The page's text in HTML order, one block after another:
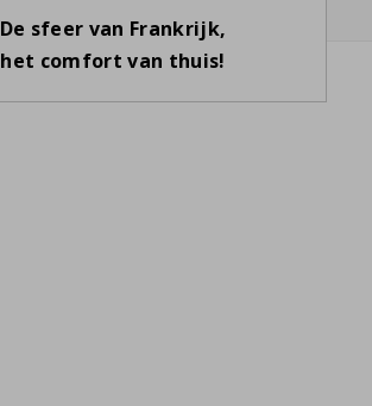
De sfeer van Frankrijk,
het comfort van thuis!